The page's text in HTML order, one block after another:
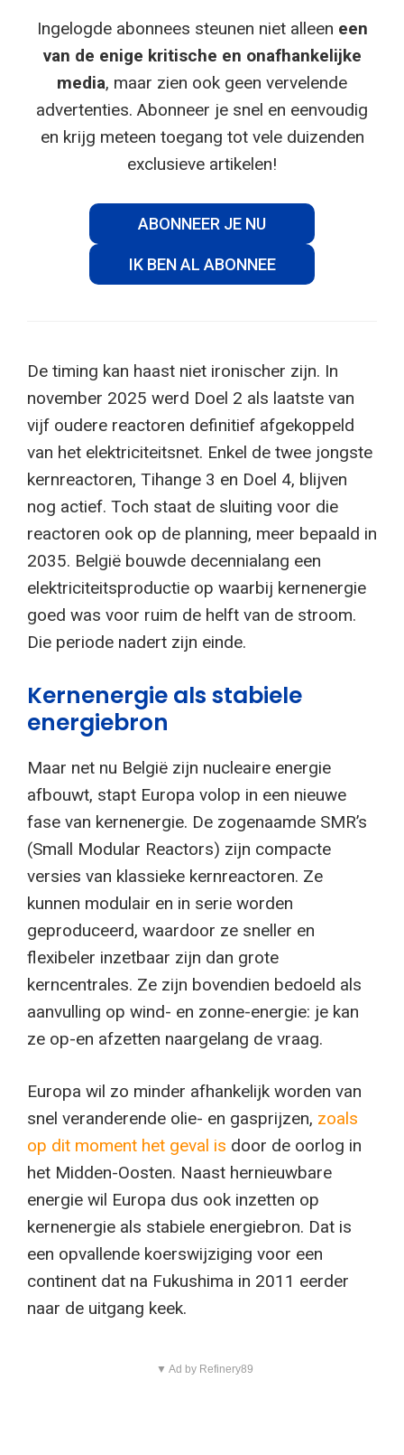
Ingelogde abonnees steunen niet alleen een
van de enige kritische en onafhankelijke
media, maar zien ook geen vervelende
advertenties. Abonneer je snel en eenvoudig
en krijg meteen toegang tot vele duizenden
exclusieve artikelen!
ABONNEER JE NU
IK BEN AL ABONNEE
De timing kan haast niet ironischer zijn. In
november 2025 werd Doel 2 als laatste van
vijf oudere reactoren definitief afgekoppeld
van het elektriciteitsnet. Enkel de twee jongste
kernreactoren, Tihange 3 en Doel 4, blijven
nog actief. Toch staat de sluiting voor die
reactoren ook op de planning, meer bepaald in
2035. België bouwde decennialang een
elektriciteitsproductie op waarbij kernenergie
goed was voor ruim de helft van de stroom.
Die periode nadert zijn einde.
Kernenergie als stabiele
energiebron
Maar net nu België zijn nucleaire energie
afbouwt, stapt Europa volop in een nieuwe
fase van kernenergie. De zogenaamde SMR’s
(Small Modular Reactors) zijn compacte
versies van klassieke kernreactoren. Ze
kunnen modulair en in serie worden
geproduceerd, waardoor ze sneller en
flexibeler inzetbaar zijn dan grote
kerncentrales. Ze zijn bovendien bedoeld als
aanvulling op wind- en zonne-energie: je kan
ze op-en afzetten naargelang de vraag.
Europa wil zo minder afhankelijk worden van
snel veranderende olie- en gasprijzen, zoals
op dit moment het geval is door de oorlog in
het Midden-Oosten. Naast hernieuwbare
energie wil Europa dus ook inzetten op
kernenergie als stabiele energiebron. Dat is
een opvallende koerswijziging voor een
continent dat na Fukushima in 2011 eerder
naar de uitgang keek.
▼ Ad by Refinery89